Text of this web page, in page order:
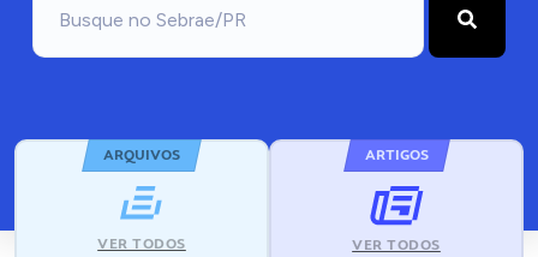
ARQUIVOS
VER TODOS
ARTIGOS
VER TODOS